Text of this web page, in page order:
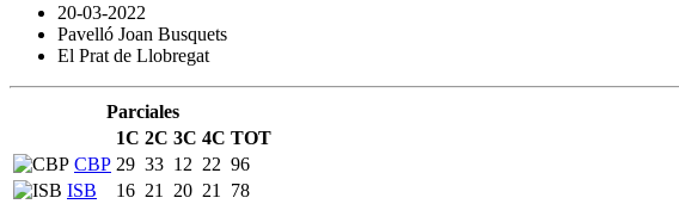
20-03-2022
Pavelló Joan Busquets
El Prat de Llobregat
Parciales
1C 2C 3C 4C TOT
CBP 29 33 12 22 96
ISB
16 21 20 21
78